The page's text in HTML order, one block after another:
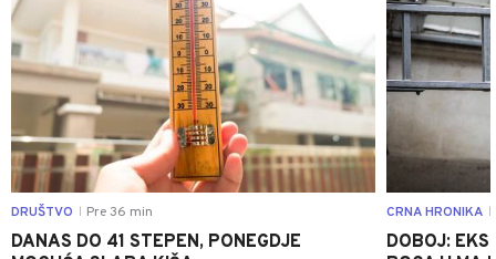
DRUŠTVO Pre 36 min
DANAS DO 41 STEPEN, PONEGDJE
CRNA HRONIKA
DOBOJ: